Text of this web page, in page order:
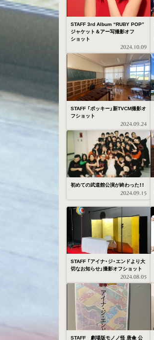
STAFF 3rd Album “RUBY POP”
ジャケット＆アー写撮影オフ
ショット
2024.10.09
STAFF 「ポッキー」新TVCM撮影オ
フショット
2024.09.24
初めての武道館公演が終わった！！
2024.09.15
STAFF 「アイナ・ジ・エンドより大
切なお知らせ」撮影オフショット
2024.08.05
STAFF 劇場版モノノ怪 唐傘 公